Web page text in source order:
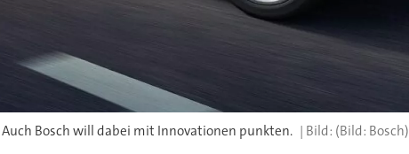
Bosch will dabei mit Innovationen punkten. (Bild: Bosch)